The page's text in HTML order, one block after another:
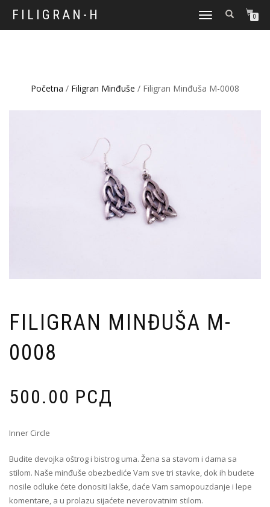
FILIGRAN-H
TOGGLE
0
Početna / Filigran Minđuše / Filigran Minđuša M-0008
FILIGRAN MINĐUŠA M-
0008
500.00 РСД
Inner Circle
Budite devojka oštrog i bistrog uma. Žena sa stavom i dama sa
stilom. Naše minđuše obezbediće Vam sve tri stavke, dok ih budete
nosile odluke ćete donositi lakše, daće Vam samopouzdanje i lepe
komentare, a u prolazu sijaćete neverovatnim stilom.